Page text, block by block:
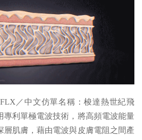
FLX／中文仿單名稱：梭達熱世紀飛
專利單極電波技術，將高頻電波能量
層肌膚，藉由電波與皮膚電阻之間產